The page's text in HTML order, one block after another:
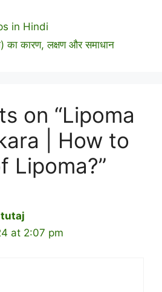
in Hindi
का कारण, लक्षण और समाधान
on “Lipoma
| How to
Lipoma?”
tutaj
at 2:07 pm